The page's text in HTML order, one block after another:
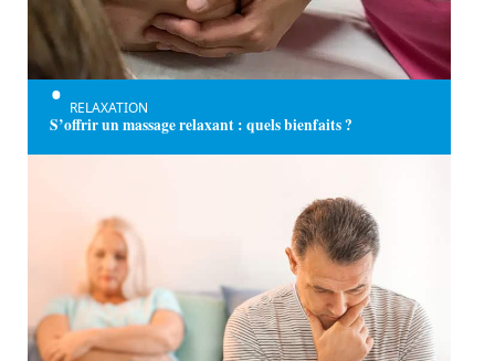
RELAXATION
S’offrir un massage relaxant : quels bienfaits ?